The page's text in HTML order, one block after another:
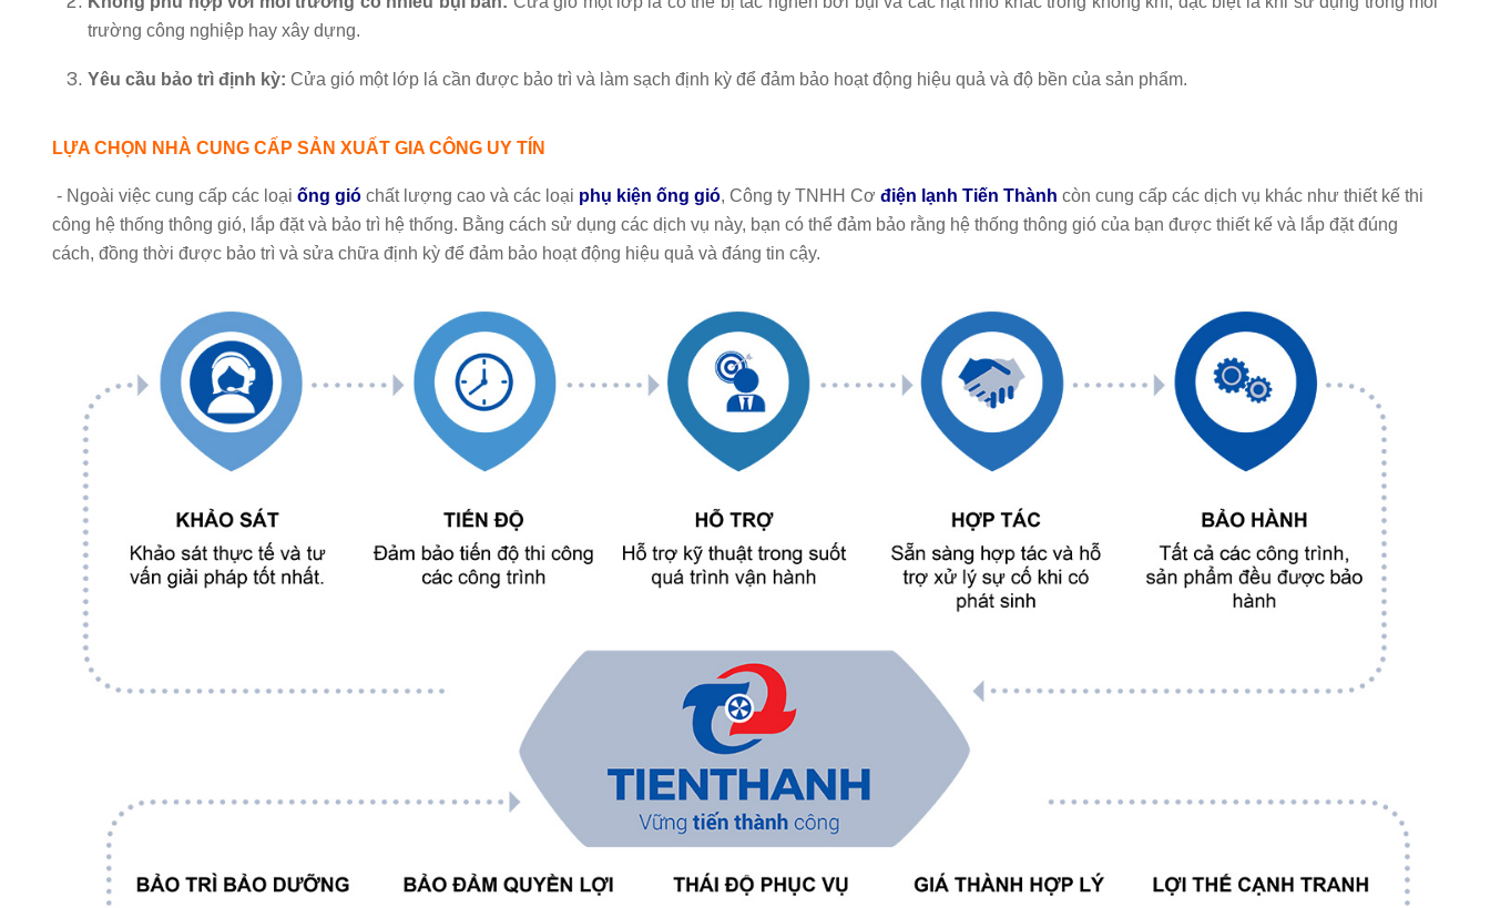
trường công nghiệp hay xây dựng.
Yêu cầu bảo trì định kỳ: Cửa gió một lớp lá cần được bảo trì và làm sạch định kỳ để đảm bảo hoạt động hiệu quả và độ bền của sản phẩm.
LỰA CHỌN NHÀ CUNG CẤP SẢN XUẤT GIA CÔNG UY TÍN
- Ngoài việc cung cấp các loại ống gió chất lượng cao và các loại phụ kiện ống gió, Công ty TNHH Cơ điện lạnh Tiến Thành còn cung cấp các dịch vụ khác như thiết kế thi
công hệ thống thông gió, lắp đặt và bảo trì hệ thống. Bằng cách sử dụng các dịch vụ này, bạn có thể đảm bảo rằng hệ thống thông gió của bạn được thiết kế và lắp đặt đúng
cách, đồng thời được bảo trì và sửa chữa định kỳ để đảm bảo hoạt động hiệu quả và đáng tin cậy.